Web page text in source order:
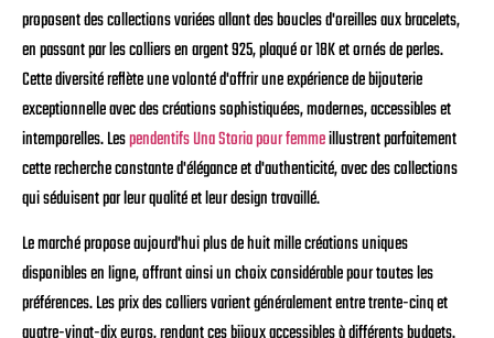
proposent des collections variées allant des boucles d'oreilles aux bracelets,
en passant par les colliers en argent 925, plaqué or 18K et ornés de perles.
Cette diversité reflète une volonté d'offrir une expérience de bijouterie
exceptionnelle avec des créations sophistiquées, modernes, accessibles et
intemporelles. Lespendentifs Una Storia pour femmeillustrent parfaitement
cette recherche constante d'élégance et d'authenticité, avec des collections
qui séduisent par leur qualité et leur design travaillé.
Le marché propose aujourd'hui plus de huit mille créations uniques
disponibles en ligne, offrant ainsi un choix considérable pour toutes les
préférences. Les prix des colliers varient généralement entre trente-cinq et